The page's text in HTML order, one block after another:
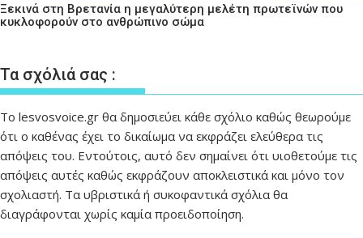
Ξεκινά στη Βρετανία η μεγαλύτερη μελέτη πρωτεϊνών που
κυκλοφορούν στο ανθρώπινο σώμα
Τα σχόλιά σας :
Το lesvosvoice.gr θα δημοσιεύει κάθε σχόλιο καθώς θεωρούμε
ότι ο καθένας έχει το δικαίωμα να εκφράζει ελεύθερα τις
απόψεις του. Εντούτοις, αυτό δεν σημαίνει ότι υιοθετούμε τις
απόψεις αυτές καθώς εκφράζουν αποκλειστικά και μόνο τον
σχολιαστή. Τα υβριστικά ή συκοφαντικά σχόλια θα
διαγράφονται χωρίς καμία προειδοποίηση.